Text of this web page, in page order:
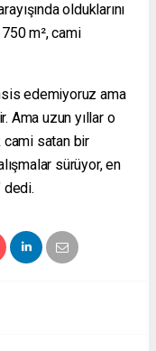
olduklarını
m², cami
edemiyoruz ama
Ama uzun yıllar o
cami satan bir
sürüyor, en
dedi.